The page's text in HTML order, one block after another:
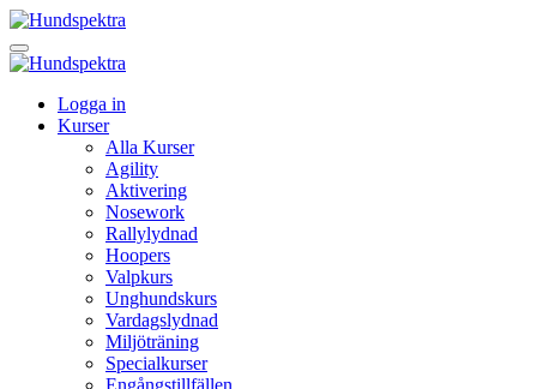
Logga in
Kurser
Alla Kurser
Agility
Aktivering
Nosework
Rallylydnad
Hoopers
Valpkurs
Unghundskurs
Vardagslydnad
Miljöträning
Specialkurser
Engångstillfällen